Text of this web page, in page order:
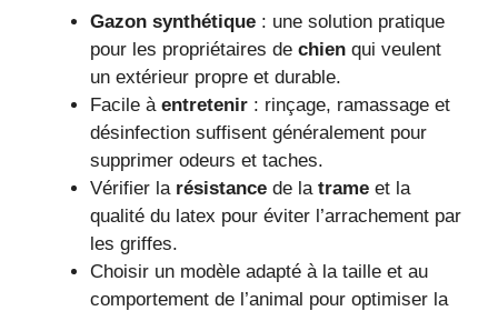
Gazon synthétique : une solution pratique
pour les propriétaires de chien qui veulent
un extérieur propre et durable.
Facile à entretenir : rinçage, ramassage et
désinfection suffisent généralement pour
supprimer odeurs et taches.
Vérifier la résistance de la trame et la
qualité du latex pour éviter l’arrachement par
les griffes.
Choisir un modèle adapté à la taille et au
comportement de l’animal pour optimiser la